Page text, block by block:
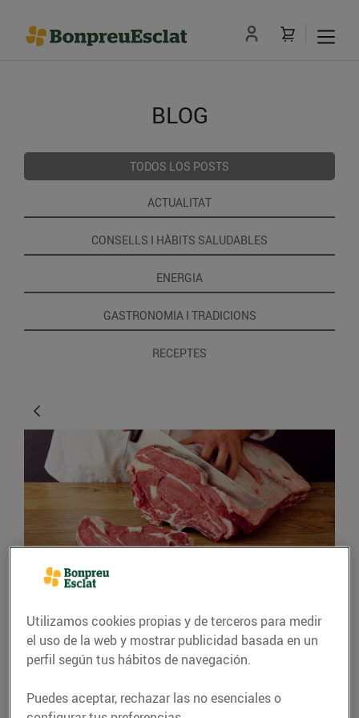
BLOG
TODOS LOS POSTS
ACTUALITAT
CONSELLS I HÀBITS SALUDABLES
ENERGIA
GASTRONOMIA I TRADICIONS
RECEPTES
CONSEJOS Y HÁBITOS SALUDABLES
10 trucs per triar la
carn, conservar-la i
03/enero/2024
Utilizamos cookies propias y de terceros para medir
el uso de la web y mostrar publicidad basada en un
perfil según tus hábitos de navegación.
Puedes aceptar, rechazar las no esenciales o